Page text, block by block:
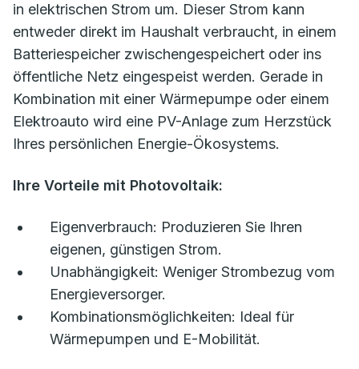
in elektrischen Strom um. Dieser Strom kann
entweder direkt im Haushalt verbraucht, in einem
Batteriespeicher zwischengespeichert oder ins
öffentliche Netz eingespeist werden. Gerade in
Kombination mit einer Wärmepumpe oder einem
Elektroauto wird eine PV-Anlage zum Herzstück
Ihres persönlichen Energie-Ökosystems.
Ihre Vorteile mit Photovoltaik:
Eigenverbrauch: Produzieren Sie Ihren
eigenen, günstigen Strom.
Unabhängigkeit: Weniger Strombezug vom
Energieversorger.
Kombinationsmöglichkeiten: Ideal für
Wärmepumpen und E-Mobilität.